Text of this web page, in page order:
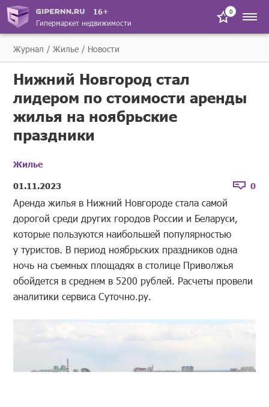
16+
Гипермаркет недвижимости
0
Журнал Жилье Новости
Нижний Новгород стал
лидером по стоимости аренды
жилья на ноябрьские
праздники
Жилье
01.11.2023
0
Аренда жилья в Нижний Новгороде стала самой
дорогой среди других городов России и Беларуси,
которые пользуются наибольшей популярностью
у туристов. В период ноябрьских праздников одна
ночь на съемных площадях в столице Приволжья
обойдется в среднем в 5200 рублей. Расчеты провели
аналитики сервиса Суточно.ру.